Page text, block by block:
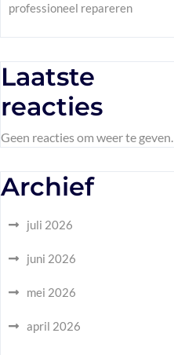
professioneel repareren
Laatste
reacties
Geen reacties om weer te geven.
Archief
juli 2026
juni 2026
mei 2026
april 2026